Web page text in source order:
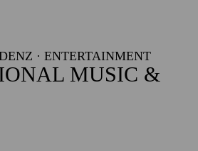
· ENTERTAINMENT
MUSIC &